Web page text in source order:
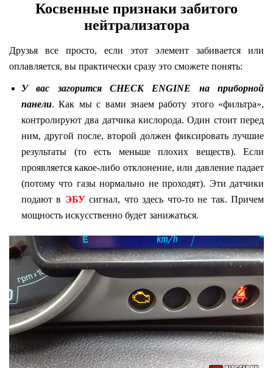
Косвенные признаки забитого
нейтрализатора
Друзья все просто, если этот элемент забивается или
оплавляется, вы практически сразу это сможете понять:
У вас загорится CHECK ENGINE на приборной
панели. Как мы с вами знаем работу этого «фильтра»,
контролируют два датчика кислорода. Один стоит перед
ним, другой после, второй должен фиксировать лучшие
результаты (то есть меньше плохих веществ). Если
проявляется какое-либо отклонение, или давление падает
(потому что газы нормально не проходят). Эти датчики
подают в ЭБУсигнал, что здесь что-то не так. Причем
мощность искусственно будет занижаться.